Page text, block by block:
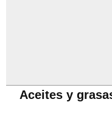
Aceites y